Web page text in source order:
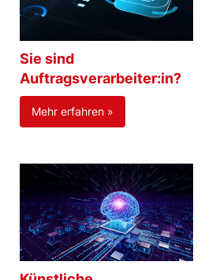
Sie sind
Auftragsverarbeiter:in?
Mehr erfahren »